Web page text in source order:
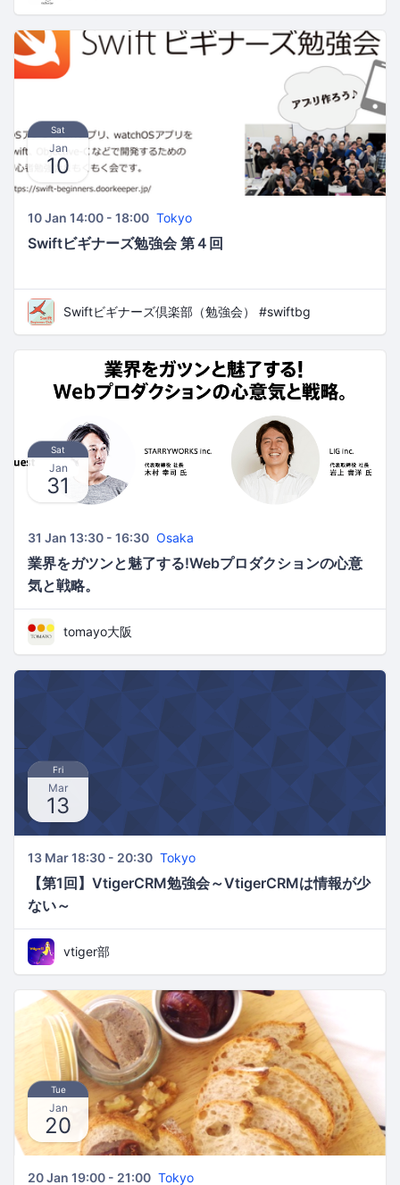
Sat
Jan
10
10 Jan 14:00 - 18:00 Tokyo
Swiftビギナーズ勉強会 第４回
Swiftビギナーズ倶楽部（勉強会） #swiftbg
Sat
Jan
31
31 Jan 13:30 - 16:30 Osaka
業界をガツンと魅了する!Webプロダクションの心意
気と戦略。
tomayo大阪
Fri
Mar
13
13 Mar 18:30 - 20:30 Tokyo
【第1回】VtigerCRM勉強会～VtigerCRMは情報が少
ない～
vtiger部
Tue
Jan
20
20 Jan 19:00 - 21:00 Tokyo